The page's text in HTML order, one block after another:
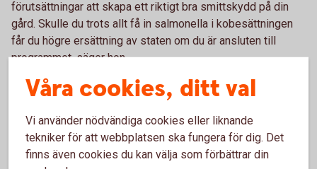
förutsättningar att skapa ett riktigt bra smittskydd på din
gård. Skulle du trots allt få in salmonella i kobesättningen
får du högre ersättning av staten om du är ansluten till
programmet, säger hon.
Den vanligaste smittkällan i djurbesättningar är nyinköpta
– Eftersom det är en så stor riskfaktor är jag förvånad över
att inte fler har striktare mottagningsrutiner. Smittsamma
sjukdomar är ett hot både mot djurhälsan, lönsamheten och i
Våra cookies, ditt val
Vi använder nödvändiga cookies eller liknande
tekniker för att webbplatsen ska fungera för dig. Det
finns även cookies du kan välja som förbättrar din